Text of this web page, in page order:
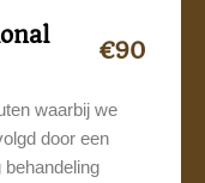
€90
waarbij we
door een